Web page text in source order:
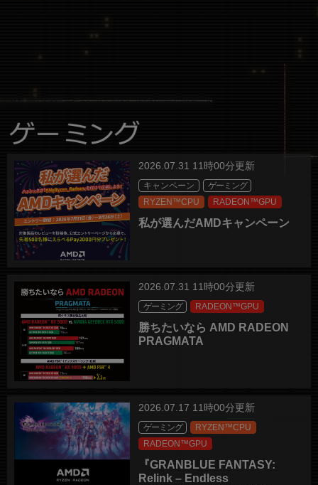
2026.07.31 11時00分更新
キャンペーン
ゲーミング
RYZEN™CPU
RADEON™GPU
私が選んだAMDキャンペーン
2026.07.31 11時00分更新
ゲーミング RADEON™GPU
勝ちたいなら AMD RADEON
PRAGMATA
2026.07.17 11時00分更新
ゲーミング
RYZEN™CPU
RADEON™GPU
『GRANBLUE FANTASY:
Relink – Endless